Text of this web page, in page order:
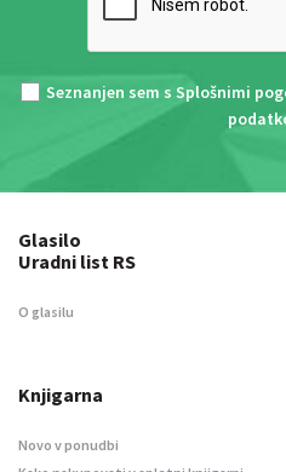
Seznanjen sem s Splošnimi
Glasilo
Uradni list RS
O glasilu
Knjigarna
Novo v ponudbi